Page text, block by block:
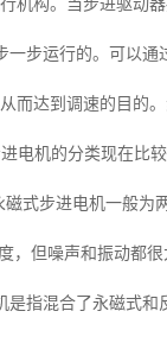
机构。当步进驱动
步运行的。可以
而达到调速的目的
电机的分类现在比
式步进电机一般为
但噪声和振动都
指混合了永磁式